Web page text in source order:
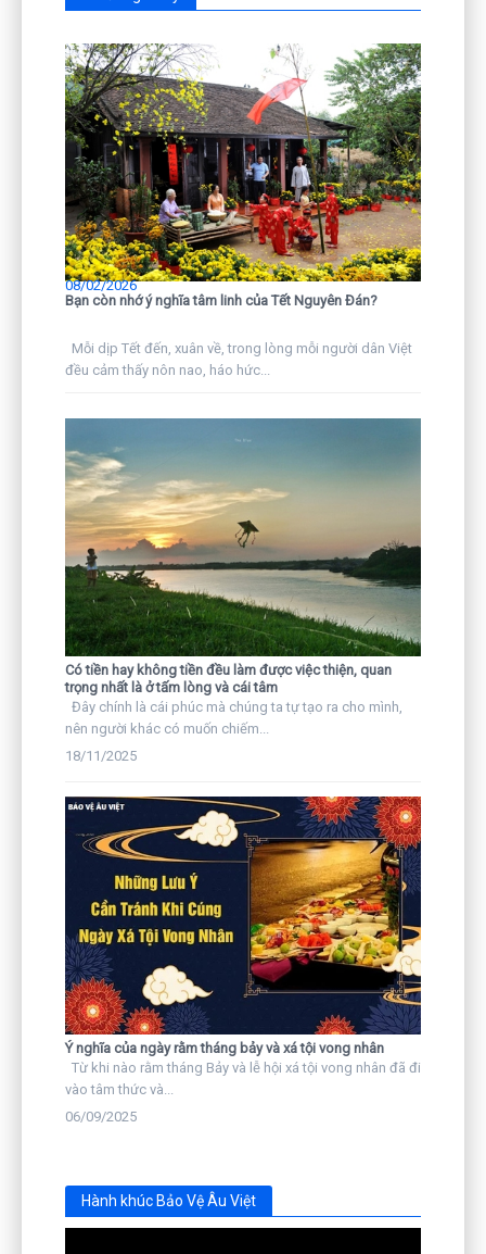
Bạn còn nhớ ý nghĩa tâm linh của Tết Nguyên Đán?
08/02/2026
Mỗi dịp Tết đến, xuân về, trong lòng mỗi người dân Việt
đều cảm thấy nôn nao, háo hức...
Có tiền hay không tiền đều làm được việc thiện, quan
trọng nhất là ở tấm lòng và cái tâm
Đây chính là cái phúc mà chúng ta tự tạo ra cho mình,
nên người khác có muốn chiếm...
18/11/2025
Ý nghĩa của ngày rằm tháng bảy và xá tội vong nhân
Từ khi nào rằm tháng Bảy và lễ hội xá tội vong nhân đã đi
vào tâm thức và...
06/09/2025
Hành khúc Bảo Vệ Âu Việt